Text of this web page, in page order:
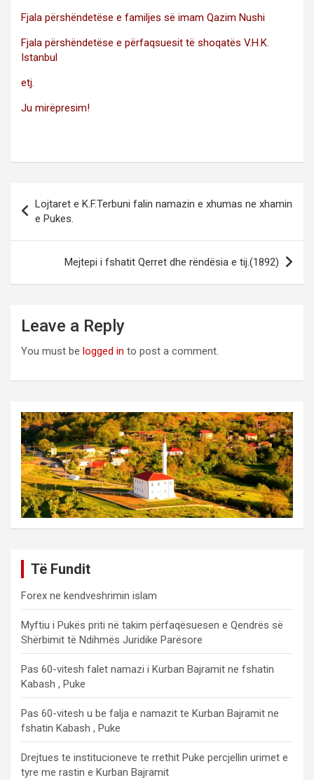
Fjala përshëndetëse e familjes së imam Qazim Nushi
Fjala përshëndetëse e përfaqsuesit të shoqatës V.H.K.
Istanbul
etj.
Ju mirëpresim!
navigation
Lojtaret e K.F.Terbuni falin namazin e xhumas ne xhamin
e Pukes.
Mejtepi i fshatit Qerret dhe rëndësia e tij.(1892)
Leave a Reply
You must be logged in to post a comment.
Të Fundit
Forex ne kendveshrimin islam
Myftiu i Pukës priti në takim përfaqësuesen e Qendrës së
Shërbimit të Ndihmës Juridike Parësore
Pas 60-vitesh falet namazi i Kurban Bajramit ne fshatin
Kabash , Puke
Pas 60-vitesh u be falja e namazit te Kurban Bajramit ne
fshatin Kabash , Puke
Drejtues te institucioneve te rrethit Puke percjellin urimet e
tyre me rastin e Kurban Bajramit